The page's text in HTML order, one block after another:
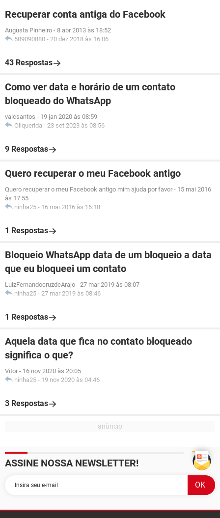
Recuperar conta antiga do Facebook
Augusta Pinheiro - 8 abr 2013 às 18:52
509090880 - 20 dez 2018 às 16:06
43 Respostas
Como ver data e horário de um contato
bloqueado do WhatsApp
valcsantos - 19 jan 2020 às 08:59
Oiiquerida - 23 set 2023 às 08:56
9 Respostas
Quero recuperar o meu Facebook antigo
Quero recuperar o meu Facebook antigo mim ajuda por favor - 15 mai 2016
às 17:55
ninha25 - 16 mai 2016 às 16:18
1 Respostas
Bloqueio WhatsApp data de um bloqueio a data
que eu bloqueei um contato
LuizFernandocruzdeArajo - 27 mar 2019 às 08:07
ninha25 - 27 mar 2019 às 08:46
1 Respostas
Aquela data que fica no contato bloqueado
significa o que?
Vitor - 16 nov 2020 às 20:05
ninha25 - 19 nov 2020 às 04:46
3 Respostas
ASSINE NOSSA NEWSLETTER!